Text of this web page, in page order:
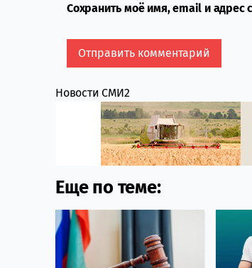
Сохранить моё имя, email и адрес
Новости СМИ2
Еще по теме: